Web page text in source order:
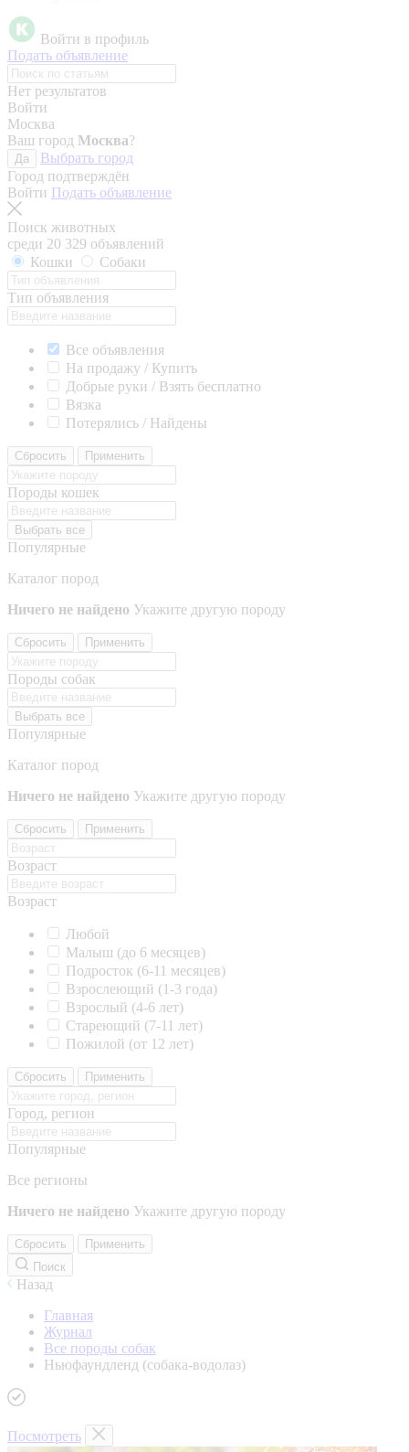
Войти в профиль
Подать объявление
Нет результатов
Войти
Москва
Ваш город Москва?
Да
Выбрать город
Город подтверждён
Войти Подать объявление
Поиск животных
среди 20 329 объявлений
Кошки
Собаки
Тип объявления
Все объявления
На продажу / Купить
Добрые руки / Взять бесплатно
Вязка
Потерялись / Найдены
Сбросить Применить
Породы кошек
Выбрать все
Популярные
Каталог пород
Ничего не найдено Укажите другую породу
Сбросить Применить
Породы собак
Выбрать все
Популярные
Каталог пород
Ничего не найдено Укажите другую породу
Сбросить Применить
Возраст
Возраст
Любой
Малыш (до 6 месяцев)
Подросток (6-11 месяцев)
Взрослеющий (1-3 года)
Взрослый (4-6 лет)
Стареющий (7-11 лет)
Пожилой (от 12 лет)
Сбросить Применить
Город, регион
Популярные
Все регионы
Ничего не найдено Укажите другую породу
Сбросить
Применить
Поиск
Назад
Главная
Журнал
Все породы собак
Ньюфаундленд (собака-водолаз)
Посмотреть